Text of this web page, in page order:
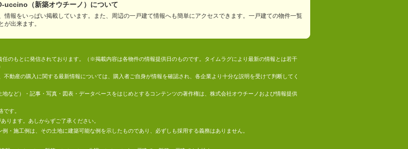
uccino（新築オウチーノ）について
報をいっぱい掲載しています。また、周辺の一戸建て情報へも簡単にアクセスできます。一戸建ての物件一覧
出来ます。
のもとに発信されております。（※掲載内容は各物件の情報提供日のものです。タイムラグにより最新の情報とは若干
動産の購入に関する最新情報については、購入者ご自身が情報を確認され、各企業より十分な説明を受けて判断してく
など）・記事・写真・図表・データベースをはじめとするコンテンツの著作権は、株式会社オウチーノおよび情報提供
す。
ります。あしからずご了承ください。
・施工例は、その土地に建築可能な例を示したものであり、必ずしも採用する義務はありません。